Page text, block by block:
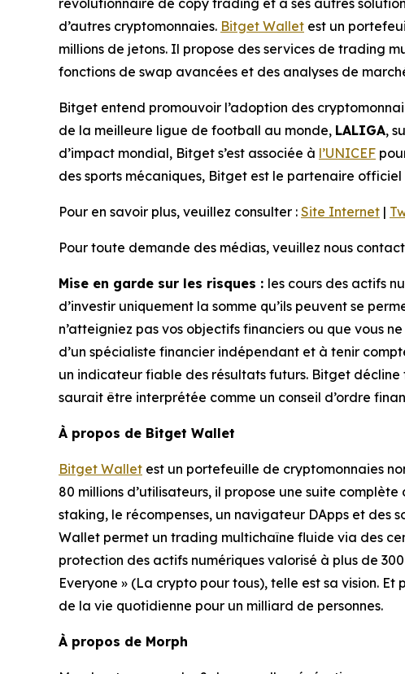
d’autres cryptomonnaies. Bitget Wallet est un
millions de jetons. Il propose des services de trading
fonctions de swap avancées et des analyses de
Bitget entend promouvoir l’adoption des
de la meilleure ligue de football au monde, LALIGA,
d’impact mondial, Bitget s’est associée à l’UNICEF
des sports mécaniques, Bitget est le partenaire
Pour en savoir plus, veuillez consulter : Site Internet |
Pour toute demande des médias, veuillez nous
Mise en garde sur les risques : les cours des actifs
d’investir uniquement la somme qu’ils peuvent se
n’atteigniez pas vos objectifs financiers ou que vous
d’un spécialiste financier indépendant et à tenir
un indicateur fiable des résultats futurs. Bitget
saurait être interprétée comme un conseil d’ordre
À propos de Bitget Wallet
Bitget Wallet est un portefeuille de cryptomonnaies
80 millions d’utilisateurs, il propose une suite
staking, le récompenses, un navigateur DApps et des
Wallet permet un trading multichaîne fluide via des
protection des actifs numériques valorisé à plus de
Everyone » (La crypto pour tous), telle est sa vision. Et
de la vie quotidienne pour un milliard de personnes.
À propos de Morph